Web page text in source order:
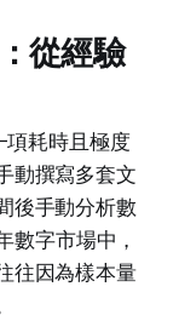
從經驗
耗時且極度
動撰寫多套文
後手動分析數
數字市場中，
往因為樣本量